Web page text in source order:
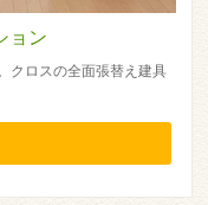
ョン
クロスの全面張替え建具